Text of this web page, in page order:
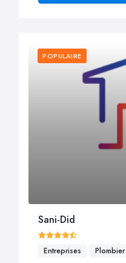
POPULAIRE
Sani-Did
Entreprises Plombier